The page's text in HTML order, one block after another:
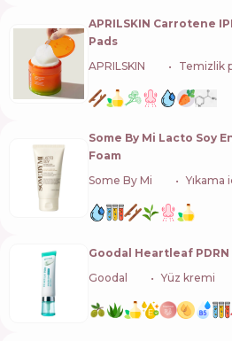
APRILSKIN Carrotene
Pads
APRILSKIN
Temizlik
Some By Mi Lacto Soy
Foam
Some By Mi
Yıkama
Goodal Heartleaf
Goodal
Yüz kremi